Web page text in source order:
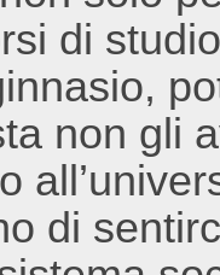
di
non gli
di